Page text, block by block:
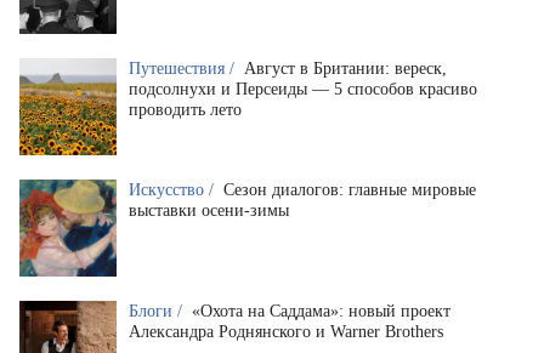
Путешествия / Август в Британии: вереск,
подсолнухи и Персеиды — 5 способов красиво
проводить лето
Искусство / Сезон диалогов: главные мировые
выставки осени-зимы
Блоги / «Охота на Саддама»: новый проект
Александра Роднянского и Warner Brothers